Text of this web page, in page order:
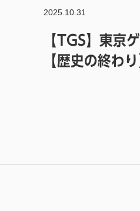
2025.10.31
【TGS】東
【歴史の終わり